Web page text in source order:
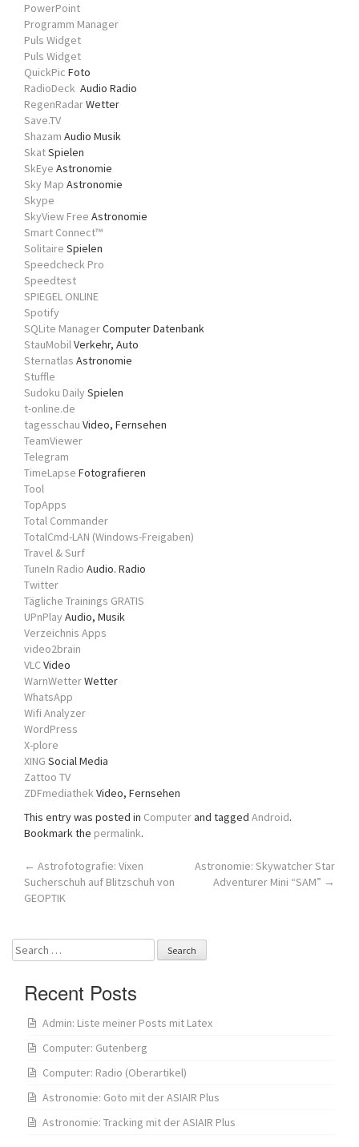
PowerPoint
Programm Manager
Puls Widget
Puls Widget
QuickPic Foto
RadioDeck Audio Radio
RegenRadarWetter
Save.TV
Shazam Audio Musik
SkatSpielen
SkEye Astronomie
Sky Map Astronomie
Skype
SkyView Free Astronomie
Smart Connect™
Solitaire Spielen
Speedcheck Pro
Speedtest
SPIEGEL ONLINE
Spotify
SQLite ManagerComputer Datenbank
StauMobilVerkehr, Auto
Sternatlas Astronomie
Stuffle
Sudoku Daily Spielen
t-online.de
tagesschau Video, Fernsehen
TeamViewer
Telegram
TimeLapse Fotografieren
Tool
TopApps
Total Commander
TotalCmd-LAN (Windows-Freigaben)
Travel & Surf
TuneIn Radio Audio. Radio
Twitter
Tägliche Trainings GRATIS
UPnPlay Audio, Musik
Verzeichnis Apps
video2brain
VLCVideo
WarnWetterWetter
WhatsApp
Wifi Analyzer
WordPress
X-plore
XING Social Media
Zattoo TV
ZDFmediathekVideo, Fernsehen
This entry was posted in Computerand tagged Android.
Bookmark the permalink.
Post
navigation
← Astrofotografie: Vixen
Sucherschuh auf Blitzschuh von
GEOPTIK
Astronomie: Skywatcher Star
Adventurer Mini “SAM” →
Search
for:
Recent Posts
Admin: Liste meiner Posts mit Latex
Computer: Gutenberg
Computer: Radio (Oberartikel)
Astronomie: Goto mit der ASIAIR Plus
Astronomie: Tracking mit der ASIAIR Plus